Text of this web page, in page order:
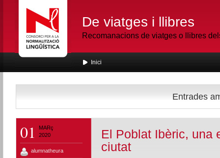
De viatges i llibres
Recomanacions de viatges o llibres
Inici
Entrades
01
MARç
2020
alumnatheura
El Poblat Ibèric, una
ciutat